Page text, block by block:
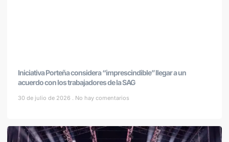
Iniciativa Porteña considera “imprescindible” llegar a un
acuerdo con los trabajadores de la SAG
30 de julio de 2026 No hay comentarios